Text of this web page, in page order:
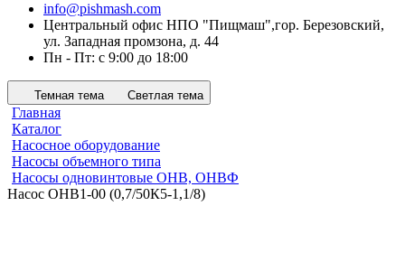
info@pishmash.com
Центральный офис НПО "Пищмаш",гор. Березовский,
ул. Западная промзона, д. 44
Пн - Пт: с 9:00 до 18:00
Темная тема Светлая тема
Главная
Каталог
Насосное оборудование
Насосы объемного типа
Насосы одновинтовые ОНВ, ОНВФ
Насос ОНВ1-00 (0,7/50К5-1,1/8)